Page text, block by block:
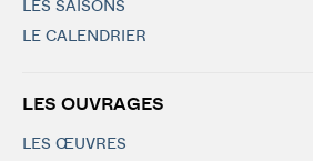
LES SAISONS
LE CALENDRIER
LES OUVRAGES
LES ŒUVRES